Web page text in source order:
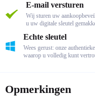
E-mail versturen
Wij sturen uw
u uw digitale sleutel
Echte sleutel
Wees gerust: onze
waarop u volledig kunt
Opmerkingen